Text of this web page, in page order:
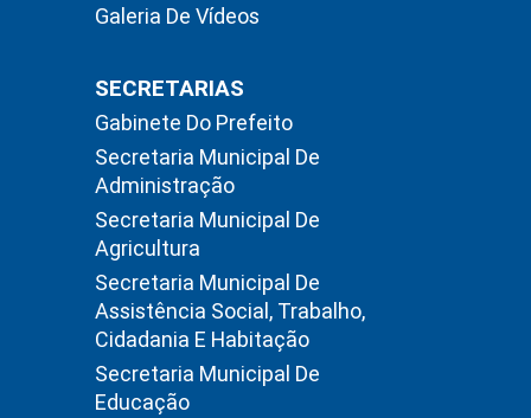
Galeria De Vídeos
SECRETARIAS
Gabinete Do Prefeito
Secretaria Municipal De
Administração
Secretaria Municipal De
Agricultura
Secretaria Municipal De
Assistência Social, Trabalho,
Cidadania E Habitação
Secretaria Municipal De
Educação